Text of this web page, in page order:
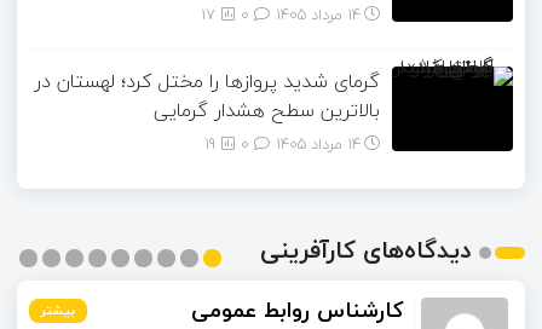
14 مرداد 1405 17
گرمای شدید پروازها را مختل کرد؛ لهستان در
بالاترین سطح هشدار گرمایی
14 مرداد 1405 19
دیدگاه‌های کارآفرینی
کارشناس روابط عمومی بیشتر
بیشتر
بیشتر
بیشتر
بیشتر
بیشتر
بیشتر
بیشتر
بیشتر